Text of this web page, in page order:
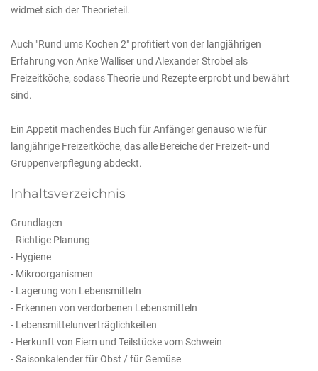
widmet sich der Theorieteil.
Auch "Rund ums Kochen 2" profitiert von der langjährigen
Erfahrung von Anke Walliser und Alexander Strobel als
Freizeitköche, sodass Theorie und Rezepte erprobt und bewährt
sind.
Ein Appetit machendes Buch für Anfänger genauso wie für
langjährige Freizeitköche, das alle Bereiche der Freizeit- und
Gruppenverpflegung abdeckt.
Inhaltsverzeichnis
Grundlagen
- Richtige Planung
- Hygiene
- Mikroorganismen
- Lagerung von Lebensmitteln
- Erkennen von verdorbenen Lebensmitteln
- Lebensmittelunverträglichkeiten
- Herkunft von Eiern und Teilstücke vom Schwein
- Saisonkalender für Obst / für Gemüse